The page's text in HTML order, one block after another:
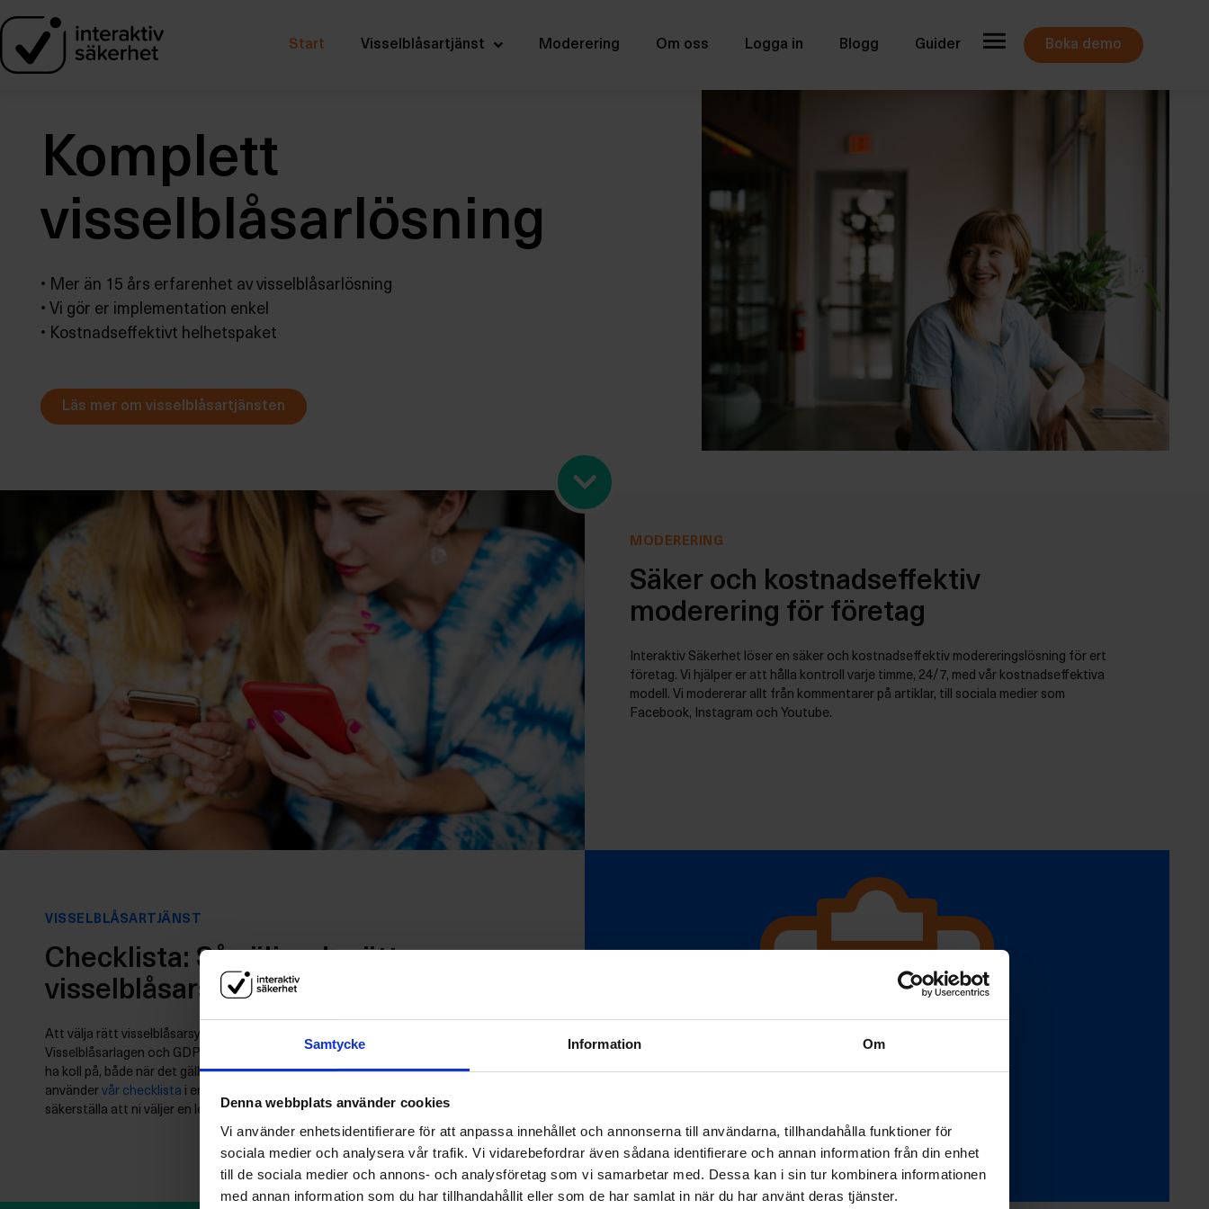
Samtycke Information Om
Denna webbplats använder cookies
Vi använder enhetsidentifierare för att anpassa innehållet och annonserna till användarna, tillhandahålla funktioner för
sociala medier och analysera vår trafik. Vi vidarebefordrar även sådana identifierare och annan information från din enhet
till de sociala medier och annons- och analysföretag som vi samarbetar med. Dessa kan i sin tur kombinera informationen
med annan information som du har tillhandahållit eller som de har samlat in när du har använt deras tjänster.
Start Visselblåsartjänst Moderering Om oss Logga in Blogg Guider Boka demo
Komplett
visselblåsarlösning
• Mer än 15 års erfarenhet av visselblåsarlösning
• Vi gör er implementation enkel
• Kostnadseffektivt helhetspaket
Läs mer om visselblåsartjänsten
MODERERING
Säker och kostnadseffektiv
moderering för företag
Interaktiv Säkerhet löser en säker och kostnadseffektiv modereringslösning för ert
företag. Vi hjälper er att hålla kontroll varje timme, 24/7, med vår kostnadseffektiva
modell. Vi modererar allt från kommentarer på artiklar, till sociala medier som
Facebook, Instagram och Youtube.
VISSELBLÅSARTJÄNST
Checklista: Så väljer du rätt
visselblåsarsystem
Att välja rätt visselblåsarsystem innebär att du måste förstå de krav som ställs enligt
Visselblåsarlagen och GDPR. Vi har sammanställt den funktionalitet som ni behöver
ha koll på, både när det gäller Visselblåsarlagen och GDPR. Vi rekommenderar att ni
använder vår checklista i er upphandling av visselblåsarsystem, som en hjälp att
säkerställa att ni väljer en leverantör som uppfyller kraven.